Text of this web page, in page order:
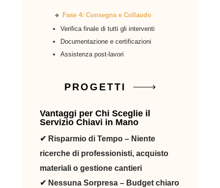
🔹 Fase 4: Consegna e Collaudo
Verifica finale di tutti gli interventi
Documentazione e certificazioni
Assistenza post-lavori
PROGETTI
Vantaggi per Chi Sceglie il
Servizio Chiavi in Mano
✔ Risparmio di Tempo– Niente
ricerche di professionisti, acquisto
materiali o gestione cantieri
✔ Nessuna Sorpresa– Budget chiaro